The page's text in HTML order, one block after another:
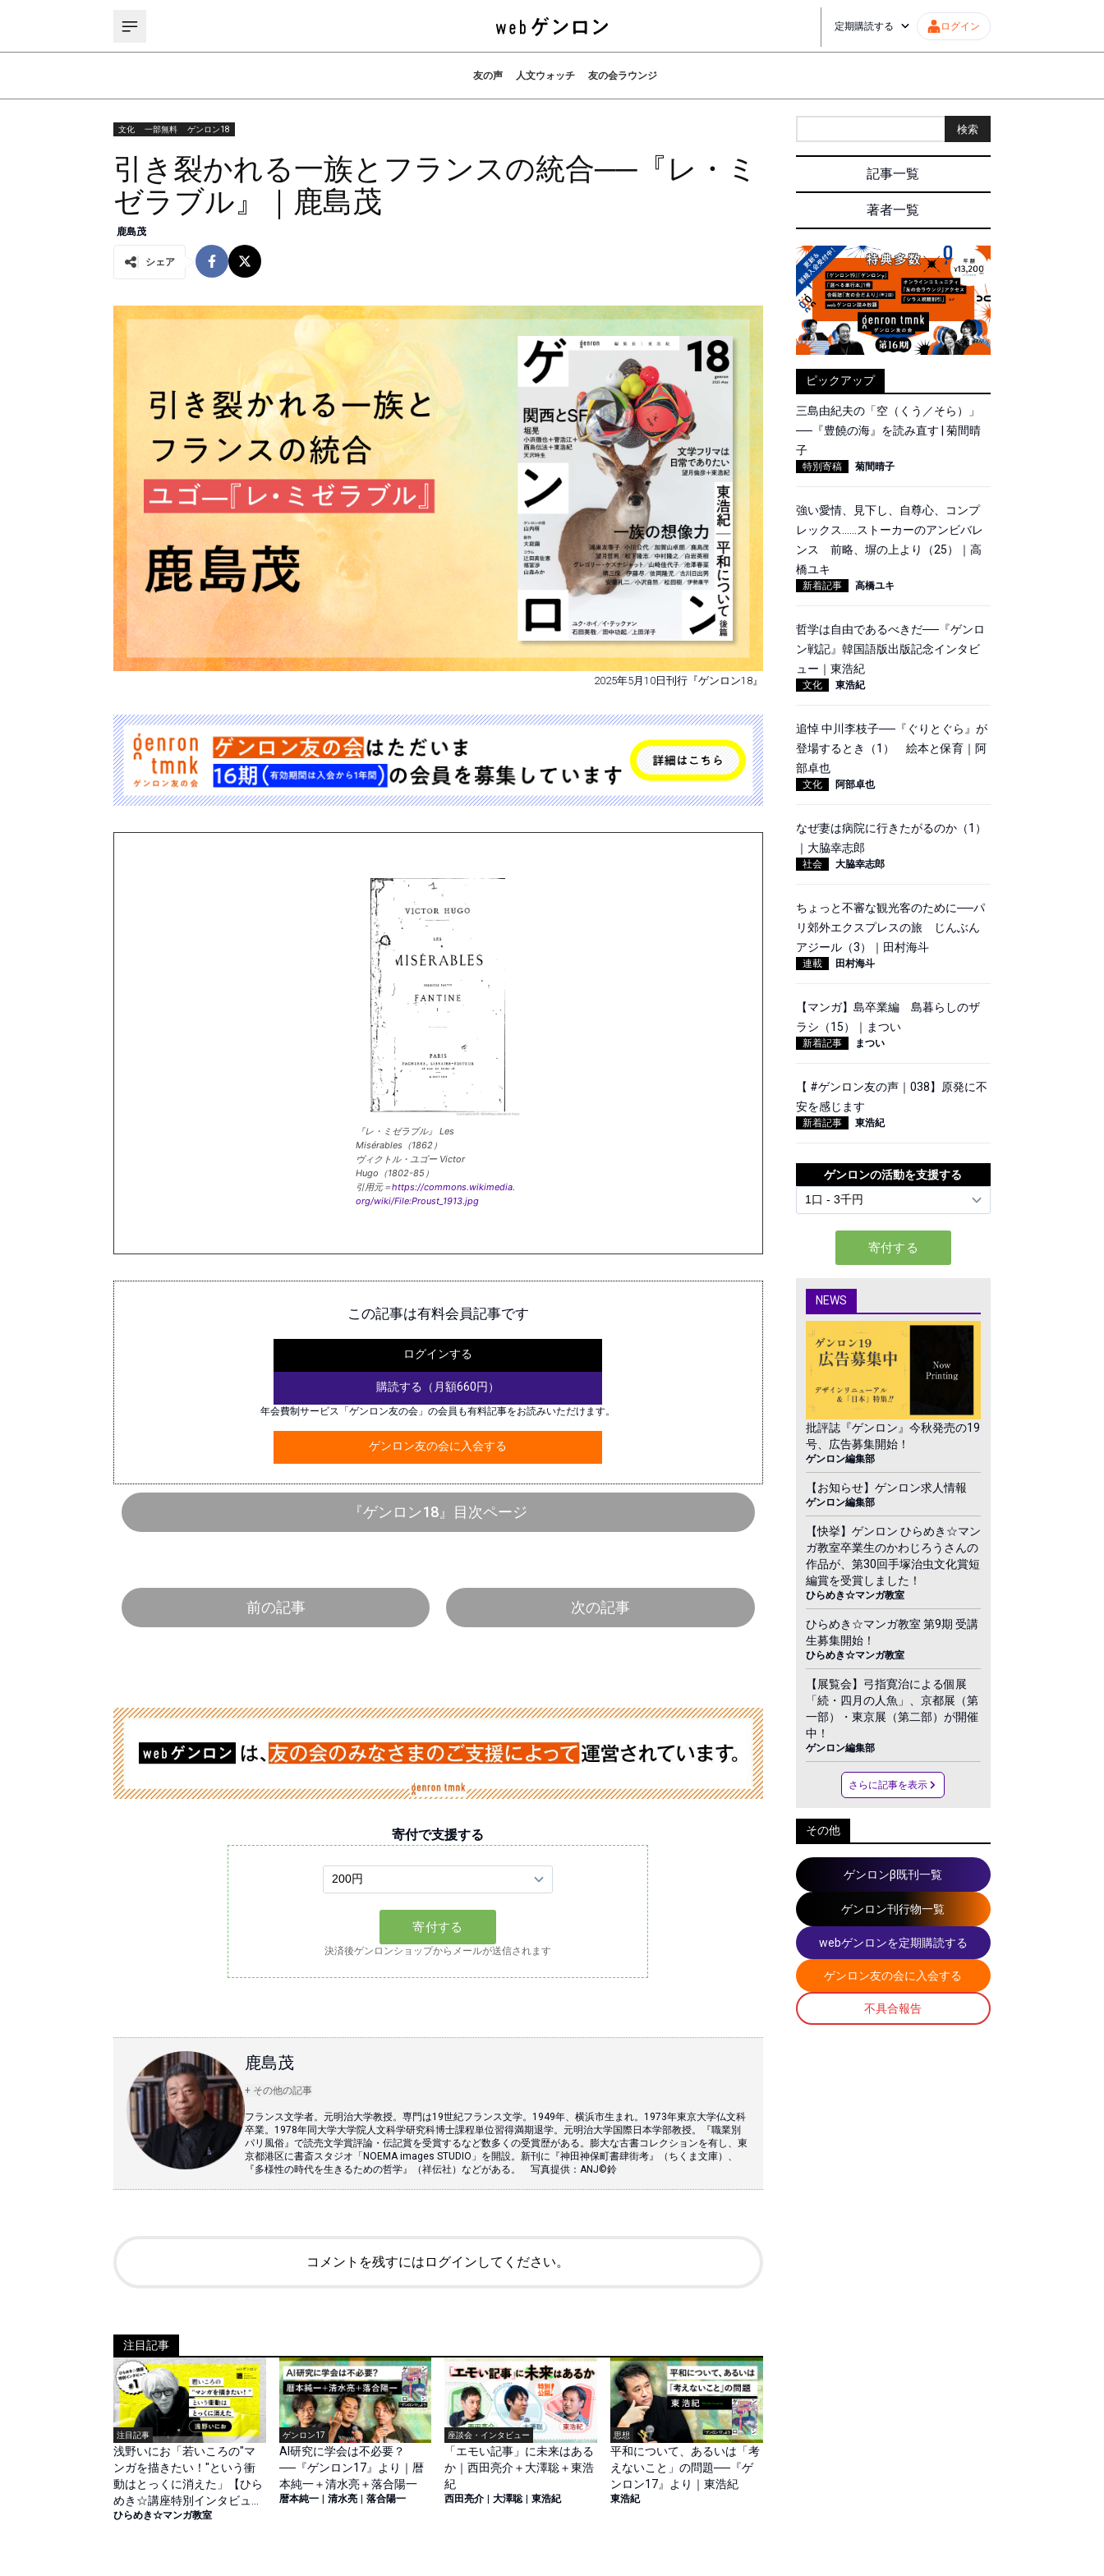
定期購読する ログイン
友の声 人文ウォッチ 友の会ラウンジ
文化 一部無料 ゲンロン18
引き裂かれる一族とフランスの統合──『レ・ミ
ゼラブル』｜鹿島茂
鹿島茂
シェア
2025年5月10日刊行『ゲンロン18』
『レ・ミゼラブル』 Les
Misérables（1862）
ヴィクトル・ユゴー Victor
Hugo（1802-85）
引用元＝https://commons.wikimedia.
org/wiki/File:Proust_1913.jpg
この記事は有料会員記事です
ログインする
購読する（月額660円）
年会費制サービス「ゲンロン友の会」の会員も有料記事をお読みいただけます。
ゲンロン友の会に入会する
『ゲンロン18』目次ページ
前の記事 次の記事
寄付で支援する
決済後ゲンロンショップからメールが送信されます
鹿島茂
+ その他の記事
フランス文学者。元明治大学教授。専門は19世紀フランス文学。1949年、横浜市生まれ。1973年東京大学仏文科
卒業。1978年同大学大学院人文科学研究科博士課程単位習得満期退学。元明治大学国際日本学部教授。『職業別
パリ風俗』で読売文学賞評論・伝記賞を受賞するなど数多くの受賞歴がある。膨大な古書コレクションを有し、東
京都港区に書斎スタジオ「NOEMA images STUDIO」を開設。新刊に『神田神保町書肆街考』（ちくま文庫）、
『多様性の時代を生きるための哲学』（祥伝社）などがある。 写真提供：ANJ©鈴
コメントを残すにはログインしてください。
注目記事
注目記事
浅野いにお「若いころの"マ
ンガを描きたい！"という衝
動はとっくに消えた」【ひら
めき☆講座特別インタビュー
#1（前篇）】
ひらめき☆マンガ教室
ゲンロン17
AI研究に学会は不必要？
──『ゲンロン17』より｜暦
本純一＋清水亮＋落合陽一
暦本純一 清水亮 落合陽一
座談会・インタビュー
「エモい記事」に未来はある
か｜西田亮介＋大澤聡＋東浩
紀
西田亮介 大澤聡 東浩紀
思想
平和について、あるいは「考
えないこと」の問題──『ゲ
ンロン17』より｜東浩紀
東浩紀
検索
記事一覧
著者一覧
ピックアップ
三島由紀夫の「空（くう／そら）」
──『豊饒の海』を読み直す | 菊間晴
子
特別寄稿 菊間晴子
強い愛情、見下し、自尊心、コンプ
レックス……ストーカーのアンビバレ
ンス 前略、塀の上より（25）｜高
橋ユキ
新着記事 高橋ユキ
哲学は自由であるべきだ──『ゲンロ
ン戦記』韓国語版出版記念インタビ
ュー｜東浩紀
文化 東浩紀
追悼 中川李枝子──『ぐりとぐら』が
登場するとき（1） 絵本と保育｜阿
部卓也
文化 阿部卓也
なぜ妻は病院に行きたがるのか（1）
｜大脇幸志郎
社会 大脇幸志郎
ちょっと不審な観光客のために──パ
リ郊外エクスプレスの旅 じんぶん
アジール（3）｜田村海斗
連載 田村海斗
【マンガ】島卒業編 島暮らしのザ
ラシ（15）｜まつい
新着記事 まつい
【 #ゲンロン友の声｜038】原発に不
安を感じます
新着記事 東浩紀
ゲンロンの活動を支援する
NEWS
批評誌『ゲンロン』今秋発売の19
号、広告募集開始！
ゲンロン編集部
【お知らせ】ゲンロン求人情報
ゲンロン編集部
【快挙】ゲンロン ひらめき☆マン
ガ教室卒業生のかわじろうさんの
作品が、第30回手塚治虫文化賞短
編賞を受賞しました！
ひらめき☆マンガ教室
ひらめき☆マンガ教室 第9期 受講
生募集開始！
ひらめき☆マンガ教室
【展覧会】弓指寛治による個展
「続・四月の人魚」、京都展（第
一部）・東京展（第二部）が開催
中！
ゲンロン編集部
さらに記事を表示
その他
ゲンロンβ既刊一覧
ゲンロン刊行物一覧
webゲンロンを定期購読する
ゲンロン友の会に入会する
不具合報告